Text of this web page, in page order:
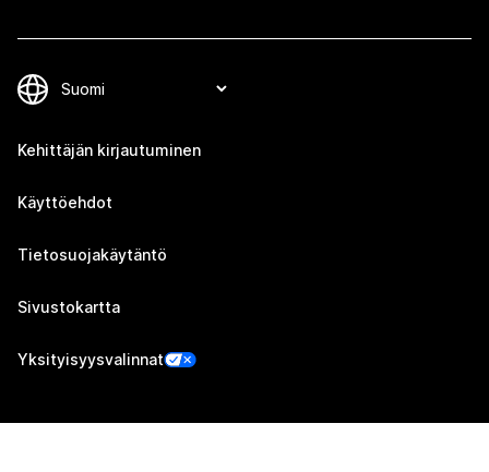
Kehittäjän kirjautuminen
Käyttöehdot
Tietosuojakäytäntö
Sivustokartta
Yksityisyysvalinnat